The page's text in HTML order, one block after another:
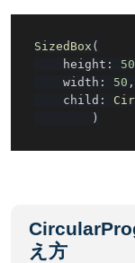
SizedBox (
    height
: 50
    width
: 50 ,
    child
:
)
え方